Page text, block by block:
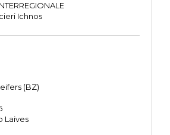
Ichnos
(BZ)
Laives